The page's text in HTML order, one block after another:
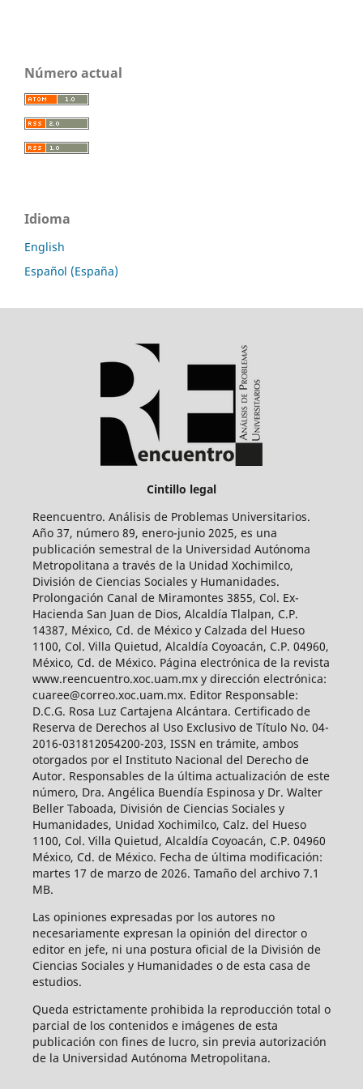
Número actual
Idioma
English
Español (España)
Cintillo legal
Reencuentro. Análisis de Problemas Universitarios.
Año 37, número 89, enero-junio 2025, es una
publicación semestral de la Universidad Autónoma
Metropolitana a través de la Unidad Xochimilco,
División de Ciencias Sociales y Humanidades.
Prolongación Canal de Miramontes 3855, Col. Ex-
Hacienda San Juan de Dios, Alcaldía Tlalpan, C.P.
14387, México, Cd. de México y Calzada del Hueso
1100, Col. Villa Quietud, Alcaldía Coyoacán, C.P. 04960,
México, Cd. de México. Página electrónica de la revista
www.reencuentro.xoc.uam.mx y dirección electrónica:
cuaree@correo.xoc.uam.mx. Editor Responsable:
D.C.G. Rosa Luz Cartajena Alcántara. Certificado de
Reserva de Derechos al Uso Exclusivo de Título No. 04-
2016-031812054200-203, ISSN en trámite, ambos
otorgados por el Instituto Nacional del Derecho de
Autor. Responsables de la última actualización de este
número, Dra. Angélica Buendía Espinosa y Dr. Walter
Beller Taboada, División de Ciencias Sociales y
Humanidades, Unidad Xochimilco, Calz. del Hueso
1100, Col. Villa Quietud, Alcaldía Coyoacán, C.P. 04960
México, Cd. de México. Fecha de última modificación:
martes 17 de marzo de 2026. Tamaño del archivo 7.1
MB.
Las opiniones expresadas por los autores no
necesariamente expresan la opinión del director o
editor en jefe, ni una postura oficial de la División de
Ciencias Sociales y Humanidades o de esta casa de
estudios.
Queda estrictamente prohibida la reproducción total o
parcial de los contenidos e imágenes de esta
publicación con fines de lucro, sin previa autorización
de la Universidad Autónoma Metropolitana.